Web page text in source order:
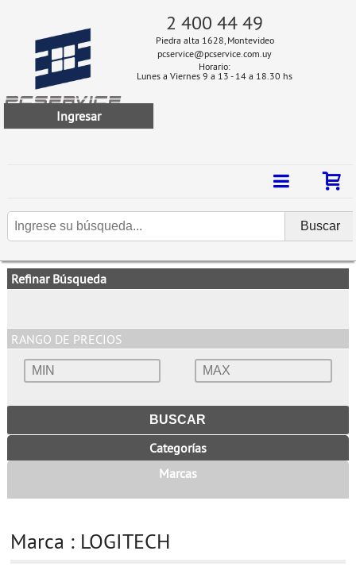
2 400 44 49
Piedra alta 1628, Montevideo
pcservice@pcservice.com.uy
Horario:
Lunes a Viernes 9 a 13 - 14 a 18.30 hs
Ingresar
Refinar Búsqueda
RANGO DE PRECIOS
Categorías
Marcas
Marca : LOGITECH